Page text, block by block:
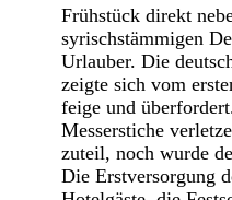
Frühstück direkt
syrischstämmigen
Urlauber. Die
zeigte sich vom
feige und
Messerstiche
zuteil, noch wurde
Die Erstversorgung